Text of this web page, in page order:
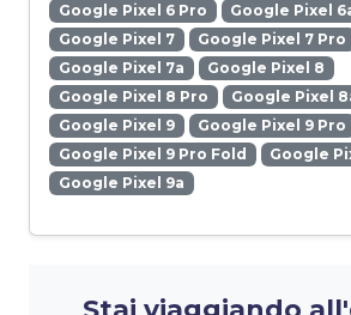
Google Pixel 6 Pro
Google Pixel
Google Pixel 7
Google Pixel 7 Pro
Google Pixel 7a
Google Pixel 8
Google Pixel 8 Pro
Google Pixel
Google Pixel 9
Google Pixel 9 Pro
Google Pixel 9 Pro Fold
Google
Google Pixel 9a